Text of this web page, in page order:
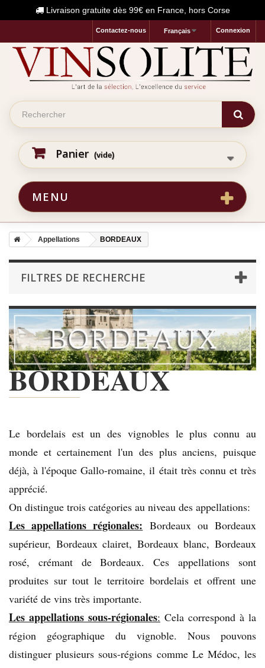
Livraison gratuite dès 99€ en France, hors Corse
Connexion
Français
Contactez-nous
Panier (vide)
MENU
Appellations BORDEAUX
FILTRES DE RECHERCHE
BORDEAUX
Le bordelais est un des vignobles le plus connu au
monde et certainement l'un des plus anciens, puisque
déjà, à l'époque Gallo-romaine, il était très connu et très
apprécié.
On distingue trois catégories au niveau des appellations:
Les appellations régionales: Bordeaux ou Bordeaux
supérieur, Bordeaux clairet, Bordeaux blanc, Bordeaux
rosé, crémant de Bordeaux. Ces appellations sont
produites sur tout le territoire bordelais et offrent une
variété de vins très importante.
Les appellations sous-régionales: Cela correspond à la
région géographique du vignoble. Nous pouvons
distinguer plusieurs sous-régions comme Le Médoc, les